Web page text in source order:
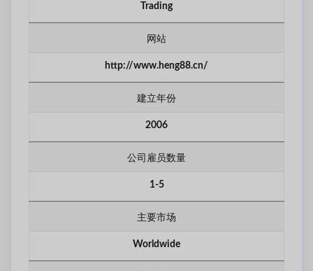
Trading
网站
http://www.heng88.cn/
建立年份
2006
公司雇员数量
1-5
主要市场
Worldwide